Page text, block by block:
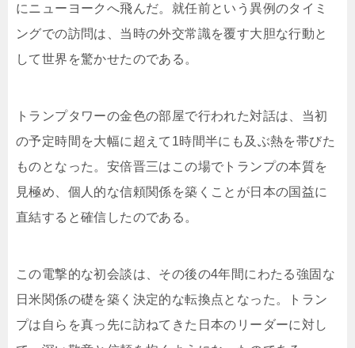
にニューヨークへ飛んだ。就任前という異例のタイミ
ングでの訪問は、当時の外交常識を覆す大胆な行動と
して世界を驚かせたのである。
トランプタワーの金色の部屋で行われた対話は、当初
の予定時間を大幅に超えて1時間半にも及ぶ熱を帯びた
ものとなった。安倍晋三はこの場でトランプの本質を
見極め、個人的な信頼関係を築くことが日本の国益に
直結すると確信したのである。
この電撃的な初会談は、その後の4年間にわたる強固な
日米関係の礎を築く決定的な転換点となった。トラン
プは自らを真っ先に訪ねてきた日本のリーダーに対し